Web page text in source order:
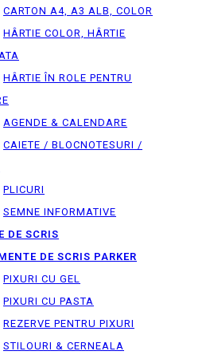
CARTON A4, A3 ALB, COLOR
HÂRTIE COLOR, HÂRTIE
HÂRTIE ÎN ROLE PENTRU
AGENDE & CALENDARE
CAIETE / BLOCNOTESURI /
PLICURI
SEMNE INFORMATIVE
DE SCRIS
DE SCRIS PARKER
PIXURI CU GEL
PIXURI CU PASTA
REZERVE PENTRU PIXURI
STILOURI & СERNEALA